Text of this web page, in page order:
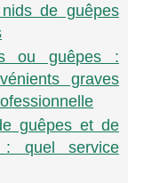
de guêpes
ou guêpes :
graves
guêpes et de
quel service